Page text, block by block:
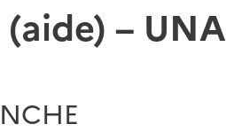
– UNA